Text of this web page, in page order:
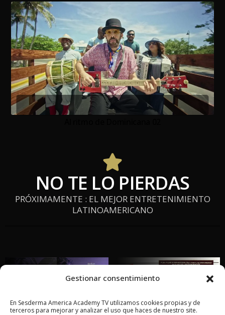
Gestionar consentimiento
En Sesderma America Academy TV utilizamos cookies propias y de
terceros para mejorar y analizar el uso que haces de nuestro site.
NO TE LO PIERDAS
PRÓXIMAMENTE : EL MEJOR ENTRETENIMIENTO
LATINOAMERICANO